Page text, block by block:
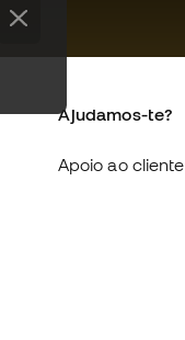
Ajudamos-te?
Apoio ao cliente